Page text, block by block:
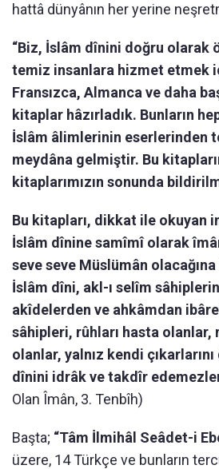
hattâ dünyânın her yerine
“Biz, İslâm dînini doğru olarak
temiz insanlara hizmet etmek
Fransızca, Almanca ve daha
kitaplar hâzırladık. Bunların
İslâm âlimlerinin eserlerinden
meydâna gelmiştir. Bu
kitaplarımızın sonunda
Bu kitapları, dikkat ile okuyan
İslâm dînine samîmî olarak
seve seve Müslümân
İslâm dîni, akl-ı selîm
akîdelerden ve ahkâmdan
sâhipleri, rûhları hasta olanlar,
olanlar, yalnız kendi
dînini idrâk ve takdîr
Olan Îmân, 3. Tenbîh)
Başta; “Tâm İlmihâl Seâdet-i
üzere, 14 Türkçe ve bunların